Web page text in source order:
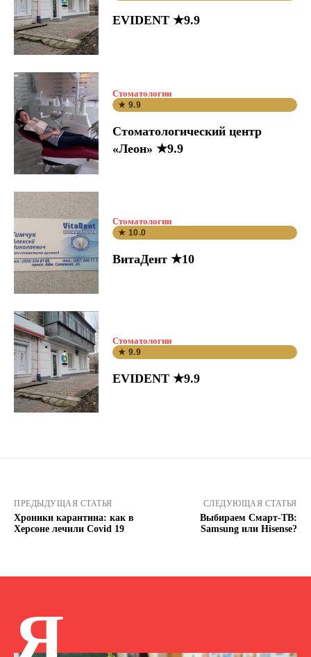
EVIDENT ★9.9
Стоматологии
★ 9.9
Стоматологический центр
«Леон» ★9.9
Стоматологии
★ 10.0
ВитаДент ★10
Стоматологии
★ 9.9
EVIDENT ★9.9
ПРЕДЫДУЩАЯ СТАТЬЯ
Хроники карантина: как в
Херсоне лечили Covid 19
СЛЕДУЮЩАЯ СТАТЬЯ
Выбираем Смарт-ТВ:
Samsung или Hisense?
Я